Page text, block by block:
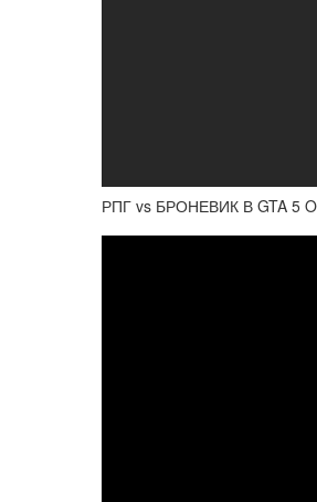
РПГ vs БРОНЕВИК В GTA 5